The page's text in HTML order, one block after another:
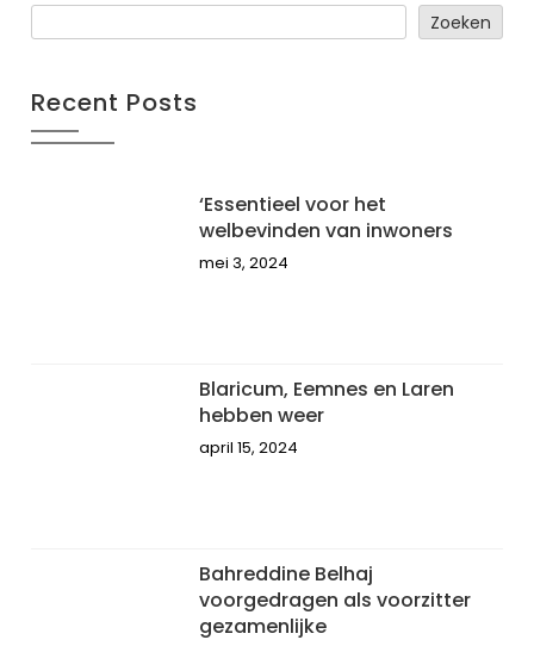
Zoeken
Recent Posts
‘Essentieel voor het
welbevinden van inwoners
mei 3, 2024
Blaricum, Eemnes en Laren
hebben weer
april 15, 2024
Bahreddine Belhaj
voorgedragen als voorzitter
gezamenlijke